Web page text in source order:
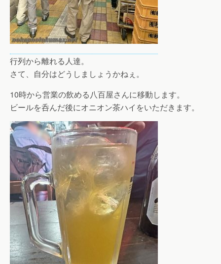
行列から離れる人達。
さて、自分はどうしましょうかねぇ。
10時から営業の飲める八百屋さんに移動します。
ビールを呑んだ後にオニオン茶ハイをいただきます。